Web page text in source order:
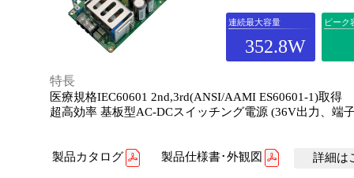
連続最大容量
352.8W
ピーク
特長
医療規格IEC60601 2nd,3rd(ANSI/AAMI ES60601-1)取得
超高効率 基板型AC-DCスイッチング電源 (36V出力、端
製品カタログ 製品仕様書･外観図 詳細は